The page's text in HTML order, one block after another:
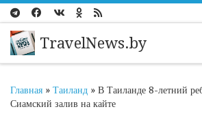
Перейти к содержимому
TravelNews.by
Главная » Таиланд » В Таиланде 8-летний
Сиамский залив на кайте